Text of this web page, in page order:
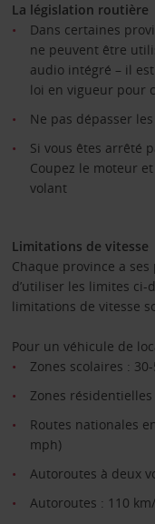
La législation routière
Dans certaines
ne peuvent être
audio intégré – il
loi en vigueur pour
Ne pas dépasser
Si vous êtes arrêté
Coupez le moteur
volant
Limitations de vitesse
Chaque province a
d’utiliser les limites
limitations de vitesse
Pour un véhicule de
Zones scolaires :
Zones
Routes nationales
mph)
Autoroutes à deux
Autoroutes : 110